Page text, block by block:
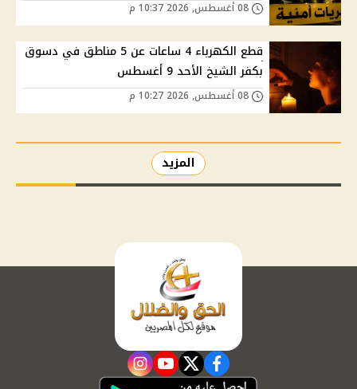
قطع الكهرباء 4 ساعات عن 5 مناطق في دسوق
بكفر الشيخ الأحد 9 أغسطس
المزيد
facebook
twitter
youtube
instagram